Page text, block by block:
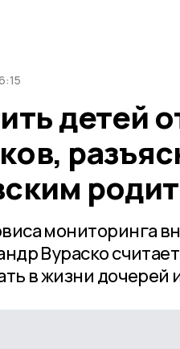
детей
мониторинга
Вураско
в жизни дочерей